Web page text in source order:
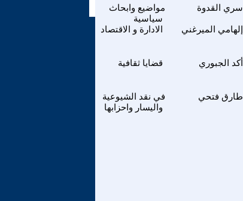
مواضيع وابحاث
سياسية
سري القدوة
الادارة و الاقتصاد إلهامي الميرغني
قضايا ثقافية أكد الجبوري
في نقد الشيوعية
واليسار واحزابها
طارق فتحي